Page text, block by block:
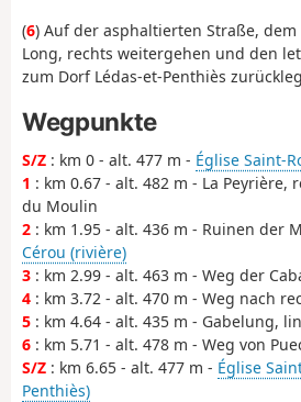
(6) Auf der asphaltierten Straße, dem
Long, rechts weitergehen und den
zum Dorf Lédas-et-Penthiès
Wegpunkte
S/Z : km 0 - alt. 477 m - Église Saint-
1 : km 0.67 - alt. 482 m - La Peyrière,
du Moulin
2 : km 1.95 - alt. 436 m - Ruinen der
Cérou (rivière)
3 : km 2.99 - alt. 463 m - Weg der
4 : km 3.72 - alt. 470 m - Weg nach
5 : km 4.64 - alt. 435 m - Gabelung,
6 : km 5.71 - alt. 478 m - Weg von
S/Z : km 6.65 - alt. 477 m - Église
Penthiès)